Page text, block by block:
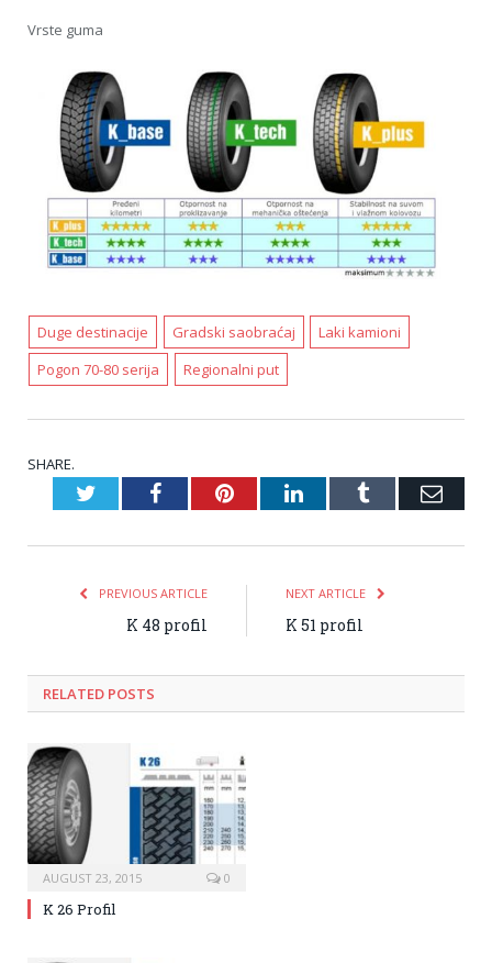
Vrste guma
Duge destinacije Gradski saobraćaj
Laki kamioni
Pogon 70-80 serija
Regionalni put
SHARE.
TwitterFacebookPinterestLinkedInTumblr
PREVIOUS ARTICLE
K 48 profil
NEXT ARTICLE
K 51 profil
RELATED POSTS
AUGUST 23, 2015 0
K 26 Profil